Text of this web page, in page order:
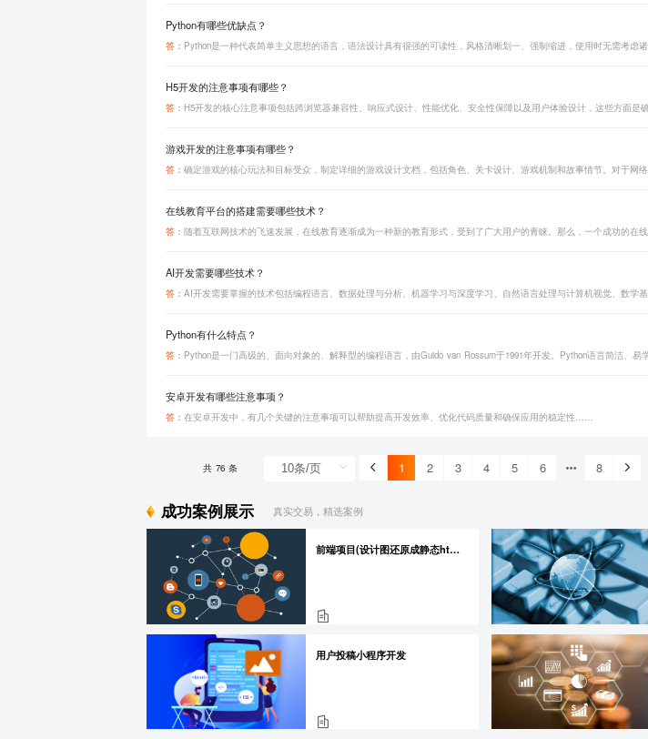
Python有哪些优缺点？
答：
H5开发的注意事项有哪些？
答：
‌游戏开发的注意事项有哪些？
答：
在线教育平台的搭建需要哪些技术？
答：
‌AI开发需要哪些技术？
答：
Python有什么特点？
答：
安卓开发有哪些注意事项？
答：在安卓开发中，有几个关键的注意事项可以帮助提高开发效率、优化代码质量和确保应用的稳定性……
共 76 条 1 2 3 4 5 6 8
成功案例展示 真实交易，精选案例
前端项目(设计图还原成静态html页)
用户投稿小程序开发